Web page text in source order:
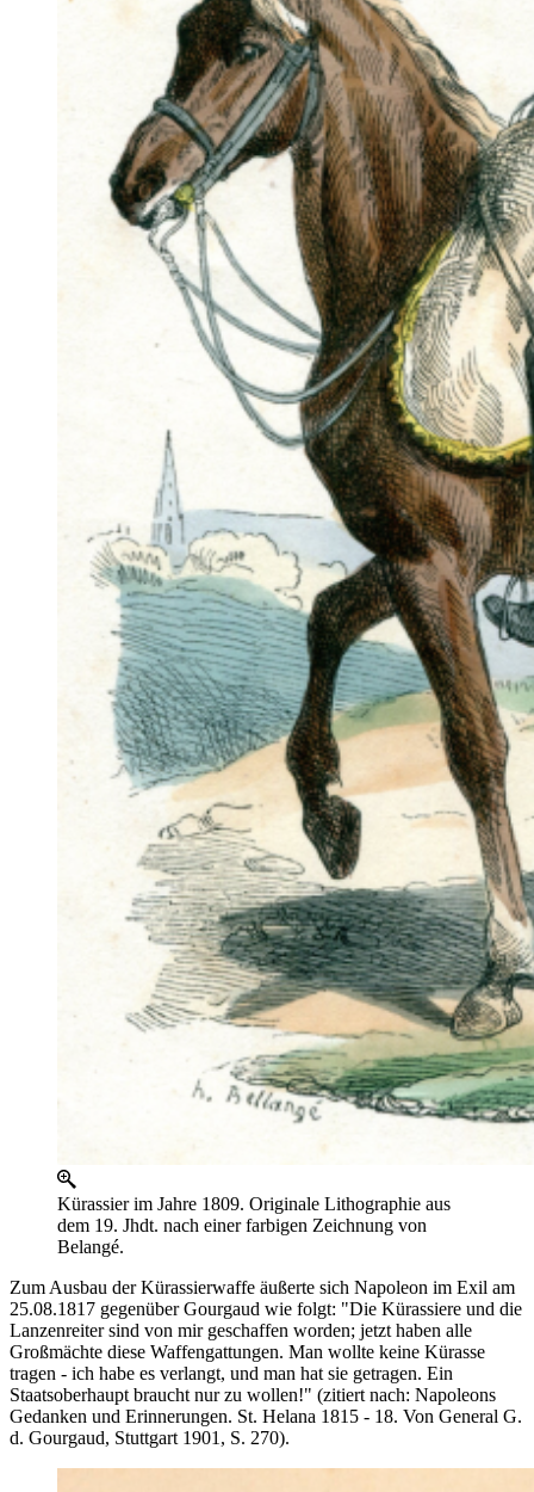
Kürassier im Jahre 1809. Originale Lithographie aus
dem 19. Jhdt. nach einer farbigen Zeichnung von
Belangé.
Zum Ausbau der Kürassierwaffe äußerte sich Napoleon im Exil am
25.08.1817 gegenüber Gourgaud wie folgt: "Die Kürassiere und die
Lanzenreiter sind von mir geschaffen worden; jetzt haben alle
Großmächte diese Waffengattungen. Man wollte keine Kürasse
tragen - ich habe es verlangt, und man hat sie getragen. Ein
Staatsoberhaupt braucht nur zu wollen!" (zitiert nach: Napoleons
Gedanken und Erinnerungen. St. Helana 1815 - 18. Von General G.
d. Gourgaud, Stuttgart 1901, S. 270).